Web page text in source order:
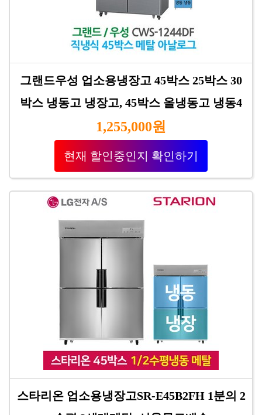
그랜드우성 업소용냉장고 45박스 25박스 30
박스 냉동고 냉장고, 45박스 올냉동고 냉동4
1,255,000원
현재 할인중인지 확인하기
스타리온 업소용냉장고SR-E45B2FH 1분의 2